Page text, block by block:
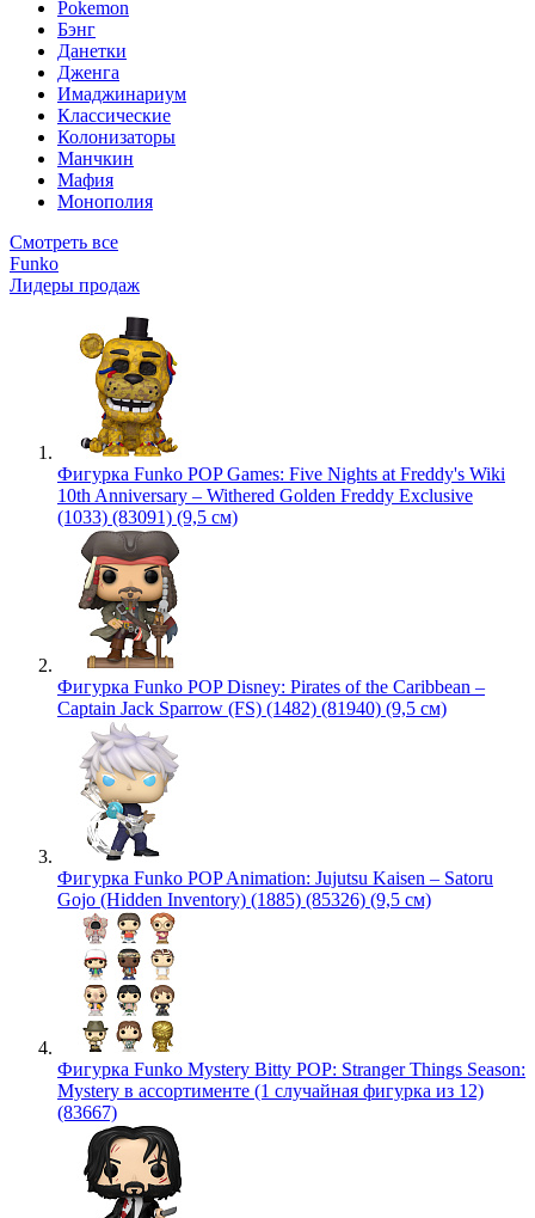
Pokemon
Бэнг
Данетки
Дженга
Имаджинариум
Классические
Колонизаторы
Манчкин
Мафия
Монополия
Смотреть все
Funko
Лидеры продаж
Фигурка Funko POP Games: Five Nights at Freddy's Wiki
10th Anniversary – Withered Golden Freddy Exclusive
(1033) (83091) (9,5 см)
Фигурка Funko POP Disney: Pirates of the Caribbean –
Captain Jack Sparrow (FS) (1482) (81940) (9,5 см)
Фигурка Funko POP Animation: Jujutsu Kaisen – Satoru
Gojo (Hidden Inventory) (1885) (85326) (9,5 см)
Фигурка Funko Mystery Bitty POP: Stranger Things Season:
Mystery в ассортименте (1 случайная фигурка из 12)
(83667)